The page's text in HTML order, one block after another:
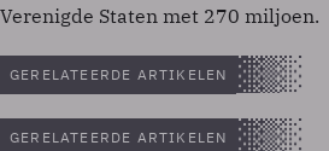
Verenigde Staten met 270 miljoen.
GERELATEERDE ARTIKELEN
GERELATEERDE ARTIKELEN